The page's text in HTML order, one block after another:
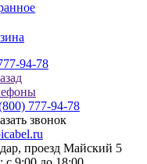
94-78
777-94-78
звонок
проезд Майский 5